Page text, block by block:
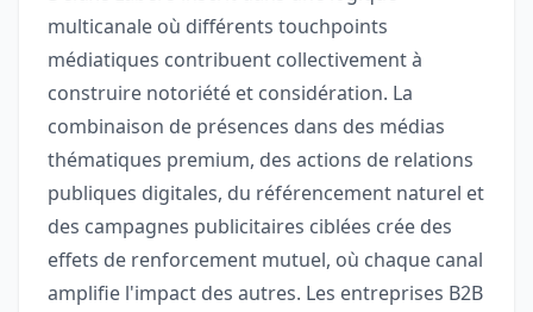
multicanale où différents touchpoints
médiatiques contribuent collectivement à
construire notoriété et considération. La
combinaison de présences dans des médias
thématiques premium, des actions de relations
publiques digitales, du référencement naturel et
des campagnes publicitaires ciblées crée des
effets de renforcement mutuel, où chaque canal
amplifie l'impact des autres. Les entreprises B2B